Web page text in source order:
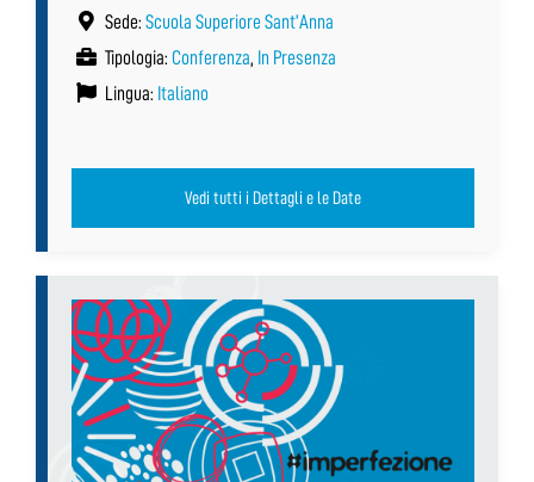
Sede: Scuola Superiore Sant’Anna
Tipologia: Conferenza, In Presenza
Lingua: Italiano
Vedi tutti i Dettagli e le Date